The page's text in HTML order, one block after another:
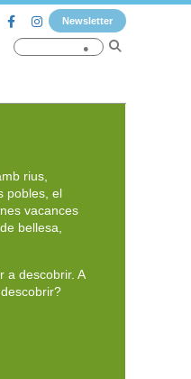
Newsletter
rius,
pobles, el
vacances
bellesa,
a descobrir. A